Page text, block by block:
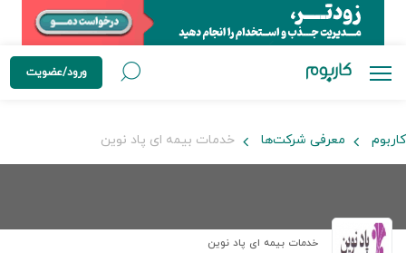
ورود/عضویت
کاربوم معرفی شرکت‌ها خدمات بیمه ای پاد نوین
خدمات بیمه ای پاد نوین